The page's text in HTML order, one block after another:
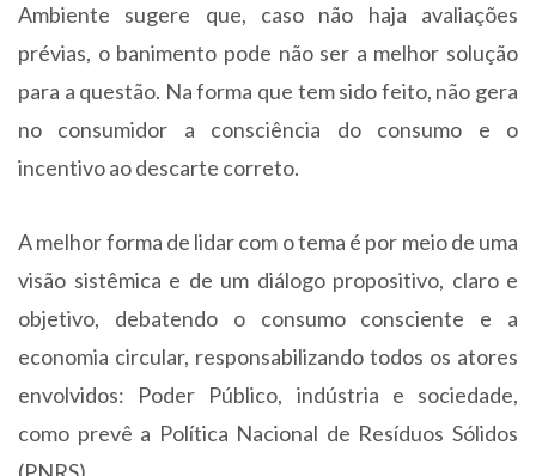
Ambiente sugere que, caso não haja avaliações
prévias, o banimento pode não ser a melhor solução
para a questão. Na forma que tem sido feito, não gera
no consumidor a consciência do consumo e o
incentivo ao descarte correto.
A melhor forma de lidar com o tema é por meio de uma
visão sistêmica e de um diálogo propositivo, claro e
objetivo, debatendo o consumo consciente e a
economia circular, responsabilizando todos os atores
envolvidos: Poder Público, indústria e sociedade,
como prevê a Política Nacional de Resíduos Sólidos